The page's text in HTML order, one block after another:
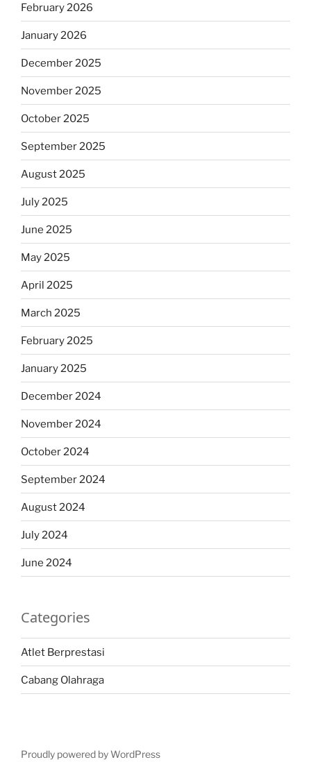
February 2026
January 2026
December 2025
November 2025
October 2025
September 2025
August 2025
July 2025
June 2025
May 2025
April 2025
March 2025
February 2025
January 2025
December 2024
November 2024
October 2024
September 2024
August 2024
July 2024
June 2024
Categories
Atlet Berprestasi
Cabang Olahraga
Proudly powered by WordPress